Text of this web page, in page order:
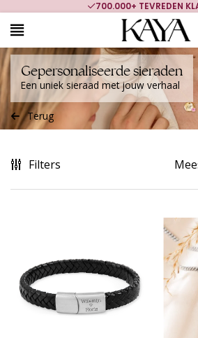
700.000+ TEVREDEN
Gepersonaliseerde sieraden
Een uniek sieraad met jouw verhaal
Terug
Filters